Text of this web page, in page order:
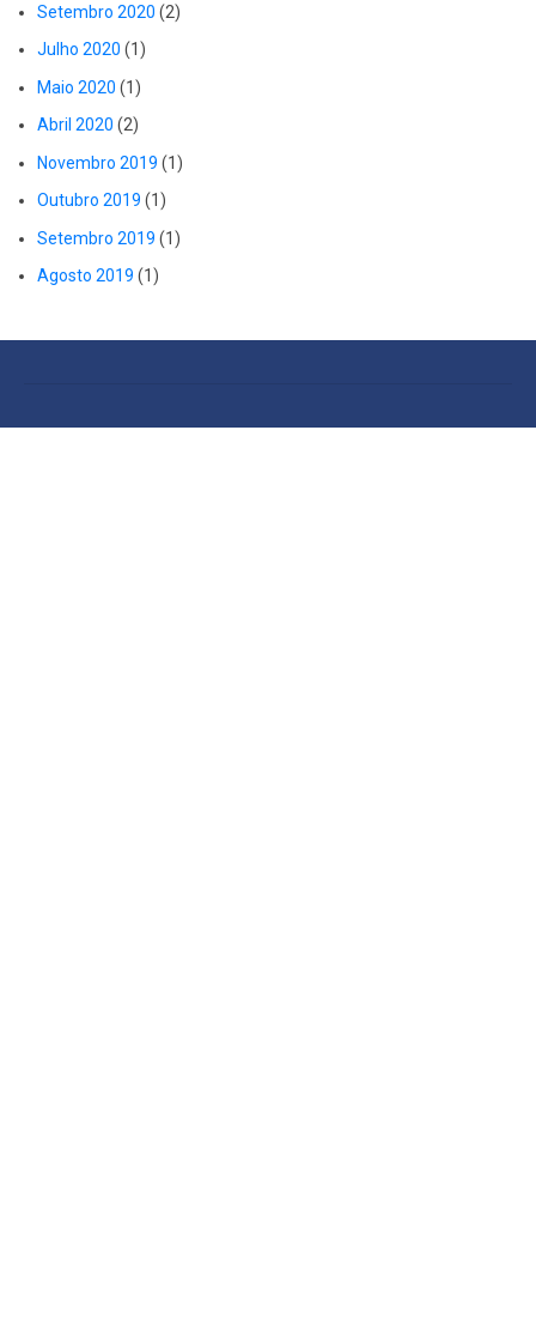
Setembro 2020 (2)
Julho 2020 (1)
Maio 2020 (1)
Abril 2020 (2)
Novembro 2019 (1)
Outubro 2019 (1)
Setembro 2019 (1)
Agosto 2019 (1)